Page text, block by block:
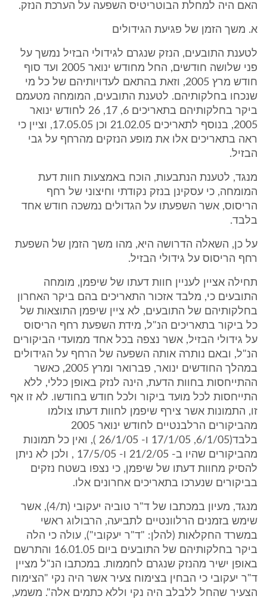
האם היה למחלת הבוטריטיס השפעה על הערכת הנזק.
א. משך הזמן של פגיעת הגידולים
לטענת התובעים, הנזק שנגרם לגידולי הבזיל נמשך על
פני שלושה חודשים, החל מחודש ינואר 2005 ועד סוף
חודש מרץ 2005, וזאת בהתאם לעדויותיהם של כל מי
שנכחו בחלקותיהם. לטענת התובעים, המומחה מטעמם
ביקר בחלקותיהם בתאריכים 6, 17, 26 לחודש ינואר
2005, בנוסף לתאריכים 21.02.05 וכן 17.05.05, וציין כי
ראה בתאריכים אלו את מופע הנזקים מהרחף על גבי
הבזיל.
מנגד, לטענת הנתבעות, הוכח באמצעות חוות דעת
המומחה, כי עסקינן בנזק נקודתי וחיצוני של רחף
הריסוס, אשר השפעתו על הגדולים נמשכה חודש אחד
בלבד.
על כן, השאלה הדרושה היא, מהו משך הזמן של השפעת
רחף הריסוס על גידולי הבזיל.
תחילה אציין לעניין חוות דעתו של שיפמן, מומחה
התובעים כי, מלבד אזכור התאריכים בהם ביקר האחרון
בחלקותיהם של התובעים, לא ציין שיפמן התוצאות של
כל ביקור בתאריכים הנ"ל, מידת השפעת רחף הריסוס
על גידולי הבזיל, אשר נצפה בכל אחד ממועדי הביקורים
הנ"ל, ובאם נותרה אותה השפעה של הרחף על הגידולים
במהלך החודשים ינואר, פברואר ומרץ 2005, כאשר
ההתייחסות בחוות הדעת, הינה לנזק באופן כללי, ללא
התייחסות לכל מועד ביקור ולכל חודש בחודשו. לא זו אף
זו, התמונות אשר צירף שיפמן לחוות דעתו צולמו
מהביקורים הרלבנטיים לחודש ינואר 2005
בלבד(6/1/05, 17/1/05 ו- 26/1/05 ), ואין כל תמונות
מהביקורים שהיו ב- 21/2/05 ו- 17/5/05 , ולכן לא ניתן
להסיק מחוות דעתו של שיפמן, כי נצפו בשטח נזקים
בביקורים שנערכו בתאריכים אחרונים אלו.
מנגד, מעיון במכתבו של ד"ר טוביה יעקובי (ת/4), אשר
שימש בזמנים הרלוונטיים לתביעה, הרבולוג ראשי
במשרד החקלאות (להלן: "ד"ר יעקובי"), עולה כי הלה
ביקר בחלקותיהם של התובעים ביום 16.01.05 והתרשם
באופן ישיר מהנזק שנגרם לחממות. במכתבו הנ"ל מציין
ד"ר יעקובי כי הבחין בצימוח צעיר אשר היה נקי "הצימוח
הצעיר שהחל ללבלב היה נקי וללא כתמים אלה". משמע,